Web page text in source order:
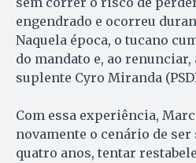
engendrado e ocorreu
Naquela época, o tucano
do mandato e, ao
suplente Cyro Miranda
Com essa experiência,
novamente o cenário de
quatro anos, tentar